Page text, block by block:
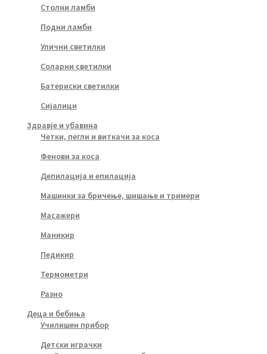
Столни ламби
Подни ламби
Улични светилки
Соларни светилки
Батериски светилки
Сијалици
Здравје и убавина
Четки, пегли и виткачи за коса
Фенови за коса
Депилација и епилација
Машинки за бричење, шишање и тримери
Масажери
Маникир
Педикир
Термометри
Разно
Деца и бебиња
Училишен прибор
Детски играчки